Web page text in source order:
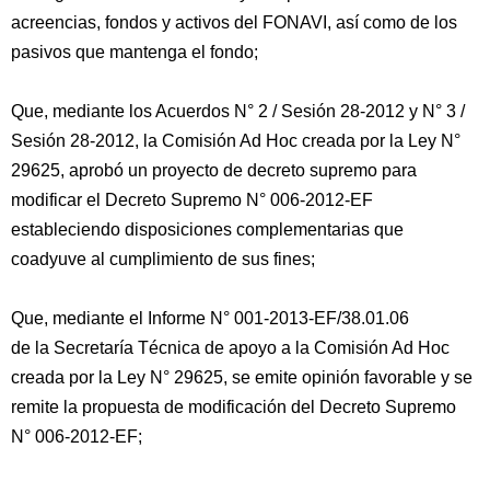
acreencias, fondos y activos del FONAVI, así como de los
pasivos que mantenga el fondo;
Que, mediante los Acuerdos N° 2 / Sesión 28-2012 y N° 3 /
Sesión 28-2012, la Comisión Ad Hoc creada por la Ley N°
29625, aprobó un proyecto de decreto supremo para
modificar el Decreto Supremo N° 006-2012-EF
estableciendo disposiciones complementarias que
coadyuve al cumplimiento de sus fines;
Que, mediante el Informe N° 001-2013-EF/38.01.06
de la Secretaría Técnica de apoyo a la Comisión Ad Hoc
creada por la Ley N° 29625, se emite opinión favorable y se
remite la propuesta de modificación del Decreto Supremo
N° 006-2012-EF;